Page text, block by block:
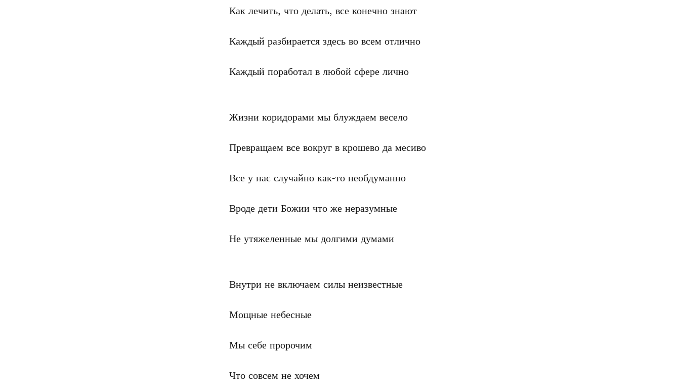
Как лечить, что делать, все конечно знают
Каждый разбирается здесь во всем отлично
Каждый поработал в любой сфере лично
Жизни коридорами мы блуждаем весело
Превращаем все вокруг в крошево да месиво
Все у нас случайно как-то необдуманно
Вроде дети Божии что же неразумные
Не утяжеленные мы долгими думами
Внутри не включаем силы неизвестные
Мощные небесные
Мы себе пророчим
Что совсем не хочем